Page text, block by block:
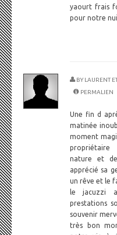
yaourt frais
pour notre
BY LAURENT
PERMALIEN
Une fin d
matinée
moment
propriétaire
nature et
apprécié sa
un rêve et le
le jacuzzi
prestations
souvenir
très bon